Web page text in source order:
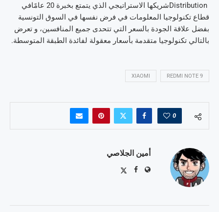
Distribution
شريكها الاستراتيجي الذي يتمتع بخبرة 20 عامًافي
قطاع تكنولوجيا المعلومات في فرض نفسها في السوق التونسية
بفضل علاقة الجودة بالسعر التي تتحدى جميع المنافسين، و تعرض
بالتالي تكنولوجيا متقدمة بأسعار معقولة لفائدة الطبقة المتوسطة.
REDMI NOTE 9
XIAOMI
0
أمين الجلاصي